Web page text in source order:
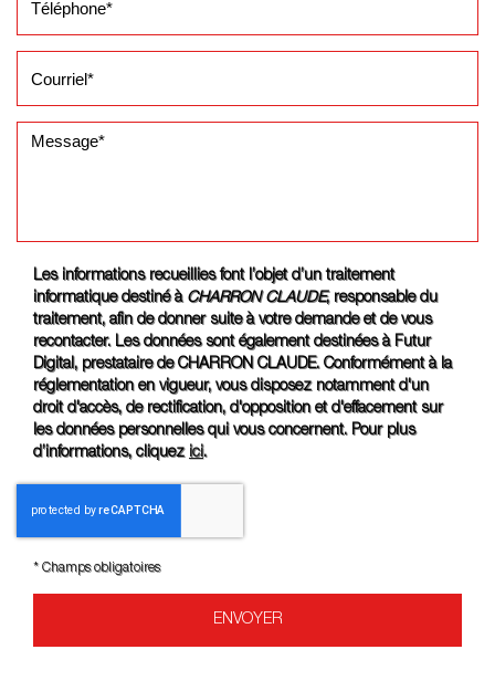
Les informations recueillies font l’objet d’un traitement
informatique destiné à
CHARRON CLAUDE, responsable du
traitement, afin de donner suite à votre demande et de vous
recontacter. Les données sont également destinées à Futur
Digital, prestataire de CHARRON CLAUDE. Conformément à la
réglementation en vigueur, vous disposez notamment d'un
droit d'accès, de rectification, d'opposition et d'effacement sur
les données personnelles qui vous concernent. Pour plus
d’informations, cliquez ici.
*Champs obligatoires